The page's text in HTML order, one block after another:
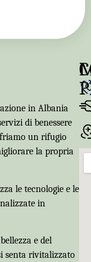
in Albania
di benessere
un rifugio
la propria
le tecnologie e le
in
e del
senta rivitalizzato